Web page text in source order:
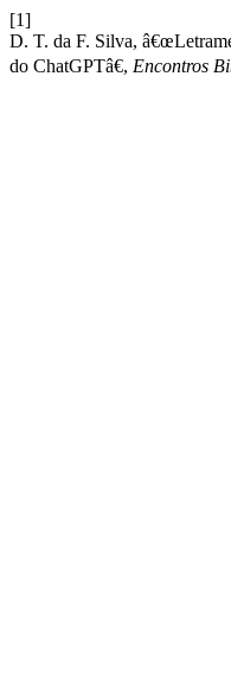
[1]
D. T. da F. Silva,
do ChatGPTâ€, Encontros